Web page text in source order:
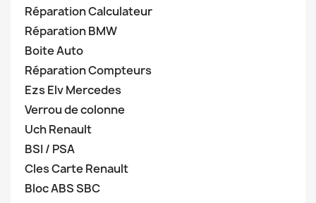
Réparation Calculateur
Réparation BMW
Boite Auto
Réparation Compteurs
Ezs Elv Mercedes
Verrou de colonne
Uch Renault
BSI / PSA
Cles Carte Renault
Bloc ABS SBC